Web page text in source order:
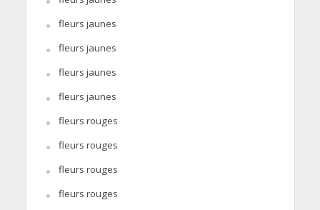
fleurs jaunes
fleurs jaunes
fleurs jaunes
fleurs jaunes
fleurs rouges
fleurs rouges
fleurs rouges
fleurs rouges